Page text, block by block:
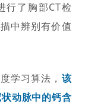
行了胸部CT检
中辨别有价值
学习算法， 该
动脉中的钙含